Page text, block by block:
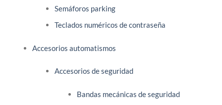
Semáforos parking
Teclados numéricos de contraseña
Accesorios automatismos
Accesorios de seguridad
Bandas mecánicas de seguridad